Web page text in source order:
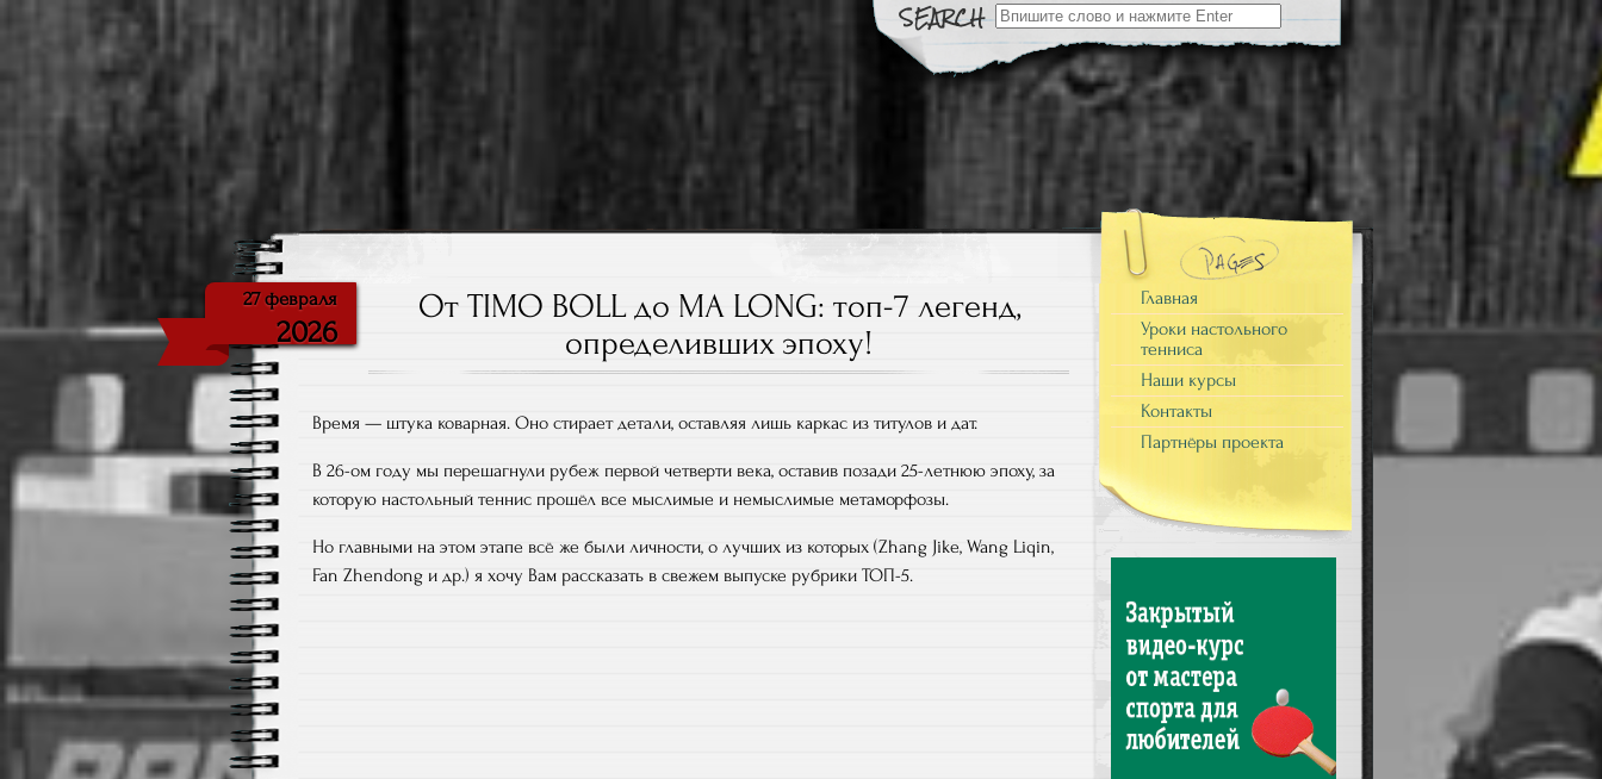
Search
for:
ARTEMUTOCHKIN.RU
Блог о настольном теннисе
27 февраля
2026
От TIMO BOLL до MA LONG: топ-7 легенд,
определивших эпоху!
Время — штука коварная. Оно стирает детали, оставляя лишь каркас из титулов и дат.
В 26-ом году мы перешагнули рубеж первой четверти века, оставив позади 25-летнюю эпоху, за
которую настольный теннис прошёл все мыслимые и немыслимые метаморфозы.
Но главными на этом этапе всё же были личности, о лучших из которых (Zhang Jike, Wang Liqin,
Fan Zhendong и др.) я хочу Вам рассказать в свежем выпуске рубрики ТОП-5.
Главная
Уроки настольного
тенниса
Наши курсы
Контакты
Партнёры проекта